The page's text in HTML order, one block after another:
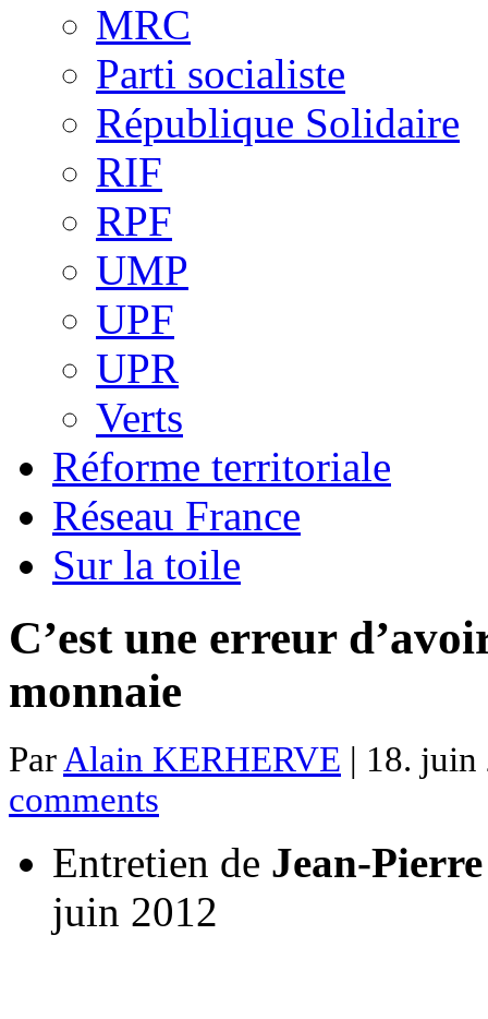
MRC
Parti socialiste
République Solidaire
RIF
RPF
UMP
UPF
UPR
Verts
Réforme territoriale
Réseau France
Sur la toile
C’est une erreur
monnaie
Par Alain KERHERVE | 18.
comments
Entretien de Jean-
juin 2012